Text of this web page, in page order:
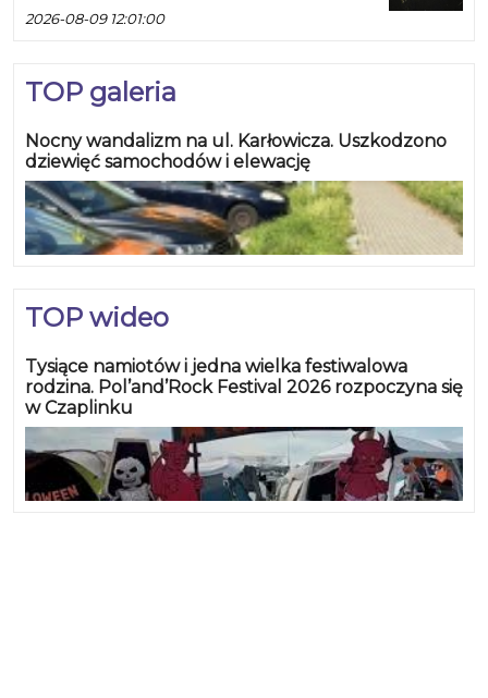
2026-08-09 12:01:00
TOP galeria
Nocny wandalizm na ul. Karłowicza. Uszkodzono
dziewięć samochodów i elewację
TOP wideo
Tysiące namiotów i jedna wielka festiwalowa
rodzina. Pol’and’Rock Festival 2026 rozpoczyna się
w Czaplinku